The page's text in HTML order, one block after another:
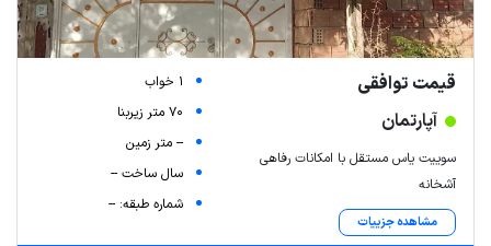
قیمت توافقی
آپارتمان
سوییت یاس مستقل با امکانات رفاهی
آشخانه
مشاهده جزییات
1 خواب
70 متر زیربنا
-- متر زمین
سال ساخت --
شماره طبقه: --